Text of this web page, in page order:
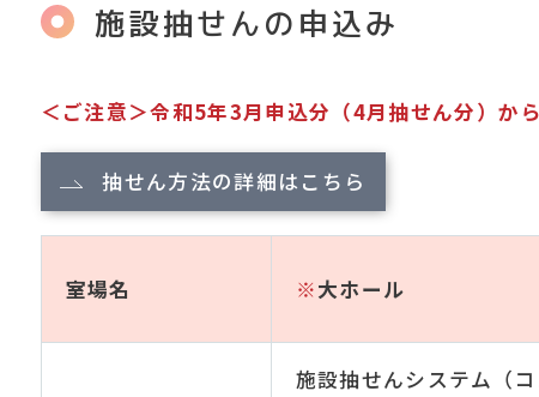
施設抽せんの申込み
＜ご注意＞令和5年3月申込分（4月抽せん分）か
抽せん方法の詳細はこちら
室場名 ※大ホール
施設抽せんシステム（